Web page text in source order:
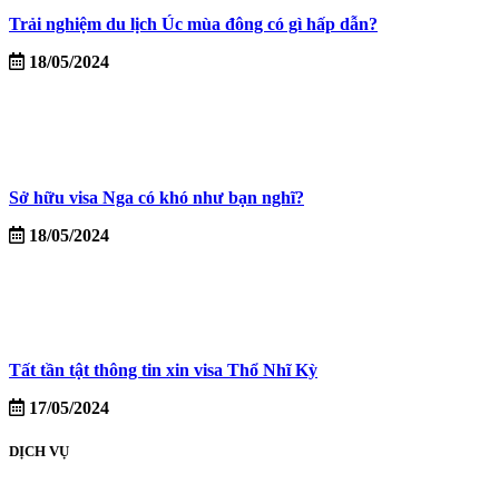
Trải nghiệm du lịch Úc mùa đông có gì hấp dẫn?
18/05/2024
Sở hữu visa Nga có khó như bạn nghĩ?
18/05/2024
Tất tần tật thông tin xin visa Thổ Nhĩ Kỳ
17/05/2024
DỊCH VỤ